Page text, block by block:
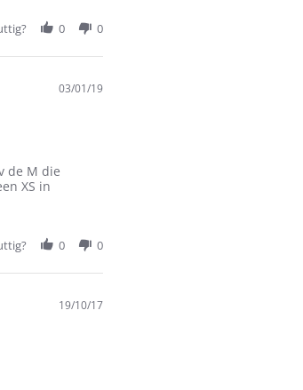
0 0
03/01/19
de M die
XS in
0 0
19/10/17